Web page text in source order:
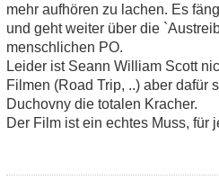
mehr aufhören zu lachen. Es
und geht weiter über die
menschlichen PO.
Leider ist Seann William Scott
Filmen (Road Trip, ..) aber dafür
Duchovny die totalen Kracher.
Der Film ist ein echtes Muss, für